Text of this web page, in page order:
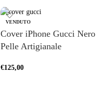
VENDUTO
Cover iPhone Gucci Nero
Pelle Artigianale
€125,00